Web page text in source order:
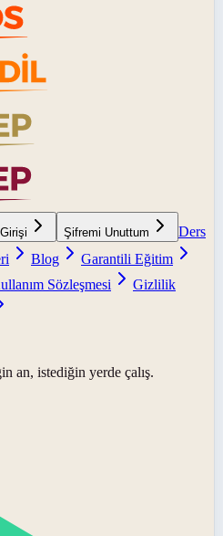
Şifremi Unuttum
Ders
Blog
Garantili Eğitim
Sözleşmesi
Gizlilik
an, istediğin yerde çalış.